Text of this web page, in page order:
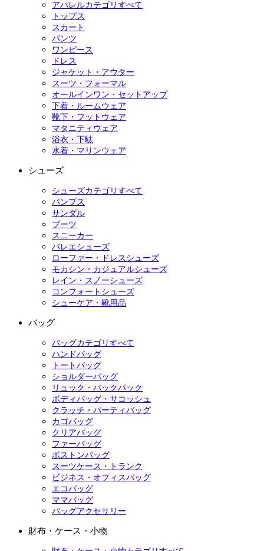
アパレルカテゴリすべて
トップス
スカート
パンツ
ワンピース
ドレス
ジャケット・アウター
スーツ・フォーマル
オールインワン・セットアップ
下着・ルームウェア
靴下・フットウェア
マタニティウェア
浴衣・下駄
水着・マリンウェア
シューズ
シューズカテゴリすべて
パンプス
サンダル
ブーツ
スニーカー
バレエシューズ
ローファー・ドレスシューズ
モカシン・カジュアルシューズ
レイン・スノーシューズ
コンフォートシューズ
シューケア・靴用品
バッグ
バッグカテゴリすべて
ハンドバッグ
トートバッグ
ショルダーバッグ
リュック・バックパック
ボディバッグ・サコッシュ
クラッチ・パーティバッグ
カゴバッグ
クリアバッグ
ファーバッグ
ボストンバッグ
スーツケース・トランク
ビジネス・オフィスバッグ
エコバッグ
ママバッグ
バッグアクセサリー
財布・ケース・小物